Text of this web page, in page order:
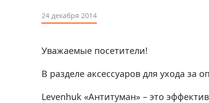
Приборы ночного видения
Фотогаджеты
Метеостанции, барометры, часы
24 декабря 2014
Уважаемые посетители!
В разделе аксессуаров для ухода за
Levenhuk «Антитуман» – это